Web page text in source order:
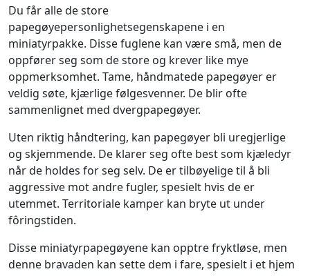
Du får alle de store
papegøyepersonlighetsegenskapene i en
miniatyrpakke. Disse fuglene kan være små, men de
oppfører seg som de store og krever like mye
oppmerksomhet. Tame, håndmatede papegøyer er
veldig søte, kjærlige følgesvenner. De blir ofte
sammenlignet med dvergpapegøyer.
Uten riktig håndtering, kan papegøyer bli uregjerlige
og skjemmende. De klarer seg ofte best som kjæledyr
når de holdes for seg selv. De er tilbøyelige til å bli
aggressive mot andre fugler, spesielt hvis de er
utemmet. Territoriale kamper kan bryte ut under
fôringstiden.
Disse miniatyrpapegøyene kan opptre fryktløse, men
denne bravaden kan sette dem i fare, spesielt i et hjem